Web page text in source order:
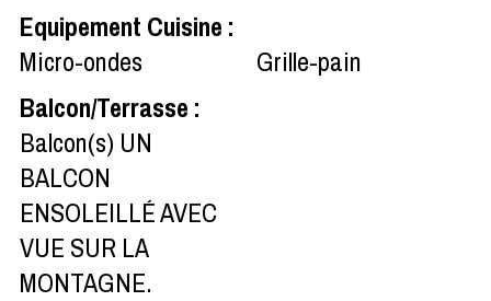
Equipement Cuisine :
Micro-ondes
Grille-pain
Balcon/Terrasse :
Balcon(s) UN
BALCON
ENSOLEILLÉ AVEC
VUE SUR LA
MONTAGNE.